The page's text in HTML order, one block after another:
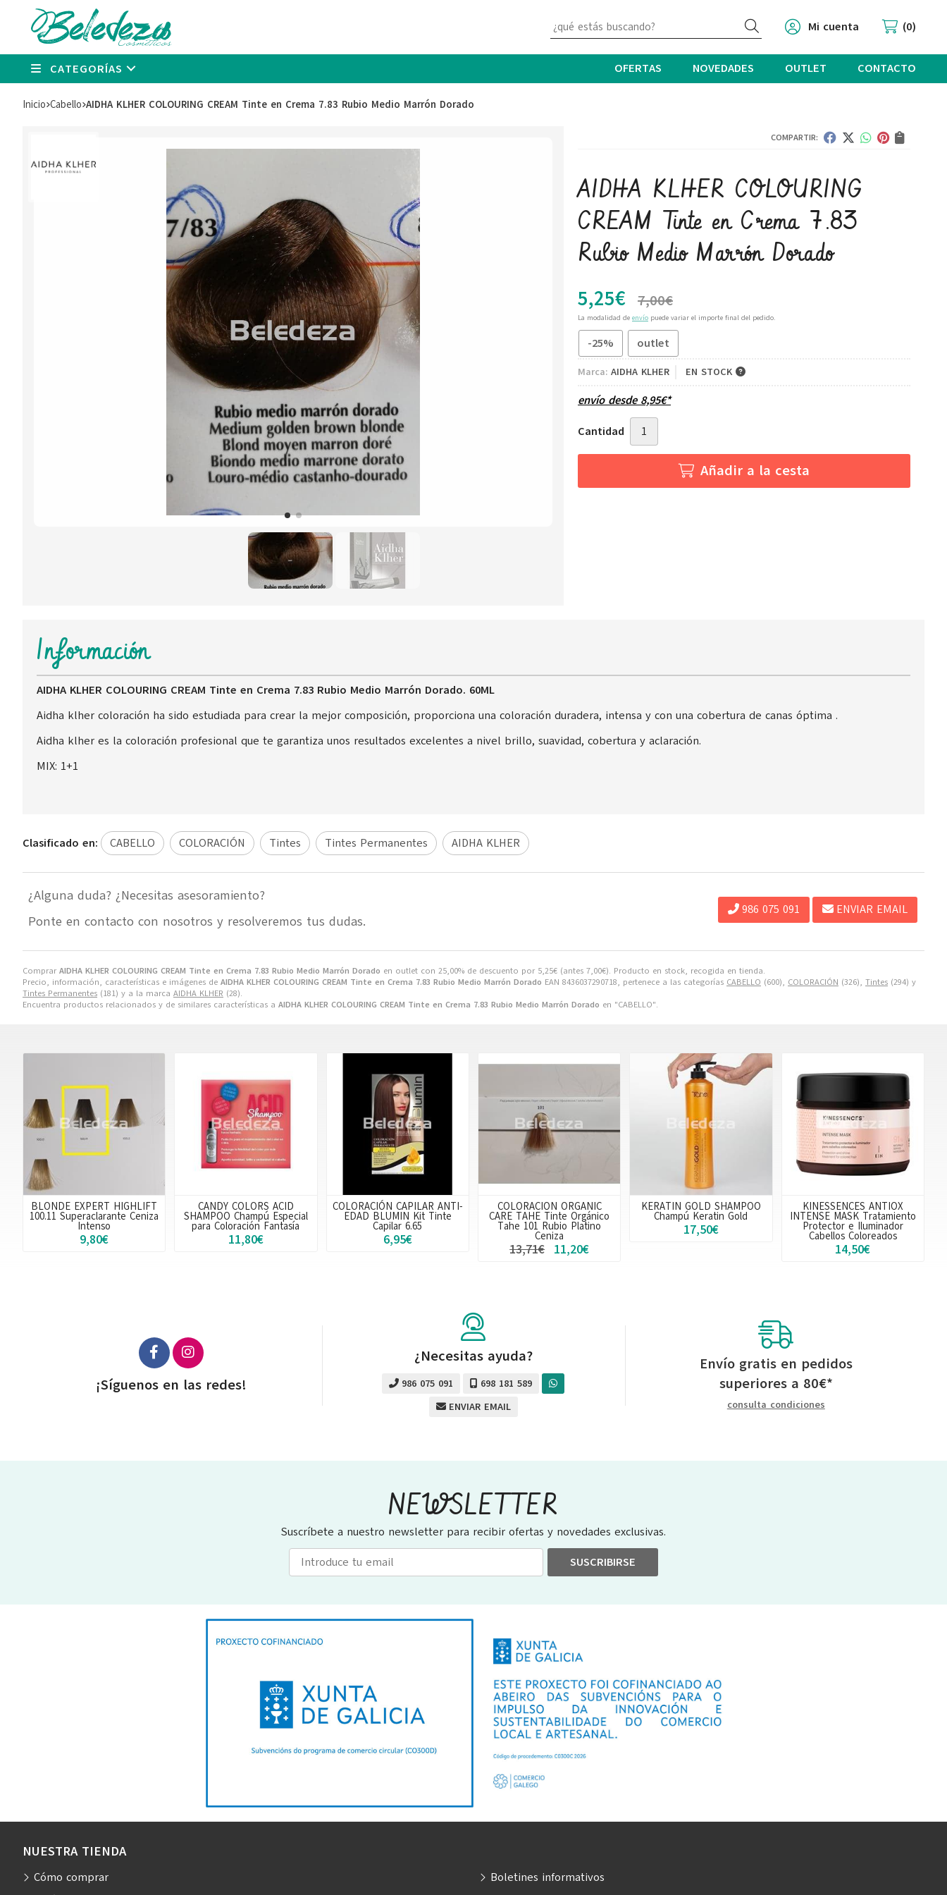
Buscar Mi cuenta 0
CATEGORÍAS OFERTAS NOVEDADES OUTLET CONTACTO
Inicio cabello AIDHA KLHER COLOURING CREAM Tinte en Crema 7.83 Rubio Medio Marrón Dorado
COMPARTIR:
AIDHA KLHER COLOURING
CREAM Tinte en Crema 7.83
Rubio Medio Marrón Dorado
5,25€ 7,00€
La modalidad de envío puede variar el importe final del pedido.
-25% outlet
Marca: AIDHA KLHER EN STOCK
envío desde 8,95€*
Cantidad
Añadir a la cesta
Comprar AIDHA KLHER COLOURING CREAM Tinte en Crema 7.83 Rubio Medio Marrón Dorado en outlet con 25,00% de descuento por 5,25€ (antes 7,00€). Producto en stock, recogida en tienda.
Precio, información, características e imágenes de AIDHA KLHER COLOURING CREAM Tinte en Crema 7.83 Rubio Medio Marrón Dorado EAN 8436037290718, pertenece a las categorías CABELLO (600), COLORACIÓN (326), Tintes (294) y
Tintes Permanentes (181) y a la marca AIDHA KLHER (28).
Encuentra productos relacionados y de similares características a AIDHA KLHER COLOURING CREAM Tinte en Crema 7.83 Rubio Medio Marrón Dorado en "CABELLO".
Información
AIDHA KLHER COLOURING CREAM Tinte en Crema 7.83 Rubio Medio Marrón Dorado. 60ML
Aidha klher coloración ha sido estudiada para crear la mejor composición, proporciona una coloración duradera, intensa y con una cobertura de canas óptima .
Aidha klher es la coloración profesional que te garantiza unos resultados excelentes a nivel brillo, suavidad, cobertura y aclaración.
MIX: 1+1
Clasificado en: CABELLO COLORACIÓN Tintes Tintes Permanentes AIDHA KLHER
¿Alguna duda? ¿Necesitas asesoramiento?
Ponte en contacto con nosotros y resolveremos tus dudas.
986 075 091 ENVIAR EMAIL
BLONDE EXPERT HIGHLIFT
100.11 Superaclarante Ceniza
Intenso
9,80€
CANDY COLORS ACID
SHAMPOO Champú Especial
para Coloración Fantasía
11,80€
COLORACIÓN CAPILAR ANTI-
EDAD BLUMIN Kit Tinte
Capilar 6.65
6,95€
COLORACION ORGANIC
CARE TAHE Tinte Orgánico
Tahe 101 Rubio Platino
Ceniza
13,71€ 11,20€
KERATIN GOLD SHAMPOO
Champú Keratin Gold
17,50€
KINESSENCES ANTIOX
INTENSE MASK Tratamiento
Protector e Iluminador
Cabellos Coloreados
14,50€
¡Síguenos en las redes!
¿Necesitas ayuda?
986 075 091
698 181 589
ENVIAR EMAIL
Envío gratis en pedidos
superiores a 80€*
consulta condiciones
NEWSLETTER
Suscríbete a nuestro newsletter para recibir ofertas y novedades exclusivas.
SUSCRIBIRSE
NUESTRA TIENDA
Cómo comprar
Boletines informativos